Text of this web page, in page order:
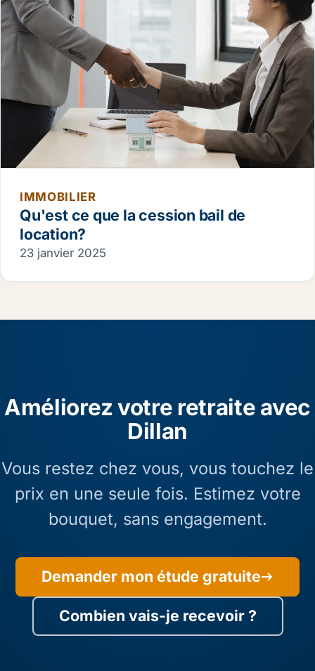
IMMOBILIER
Qu'est ce que la cession bail de
location?
23 janvier 2025
Améliorez votre retraite avec
Dillan
Vous restez chez vous, vous touchez le
prix en une seule fois. Estimez votre
bouquet, sans engagement.
Demander mon étude gratuite
Combien vais-je recevoir ?